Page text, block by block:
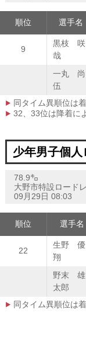
順位 選手名
9
黒枝 咲
哉
一丸 尚
伍
同タイム異順位は
32、33位は降着に
少年男子個
78.9㌔
大野市特設ロード
09月29日 08:03
順位 選手名
22
生野 優
翔
野末 雄
太郎
同タイム異順位は